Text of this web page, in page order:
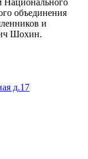
Национального
объединения
и
Шохин.
д.17